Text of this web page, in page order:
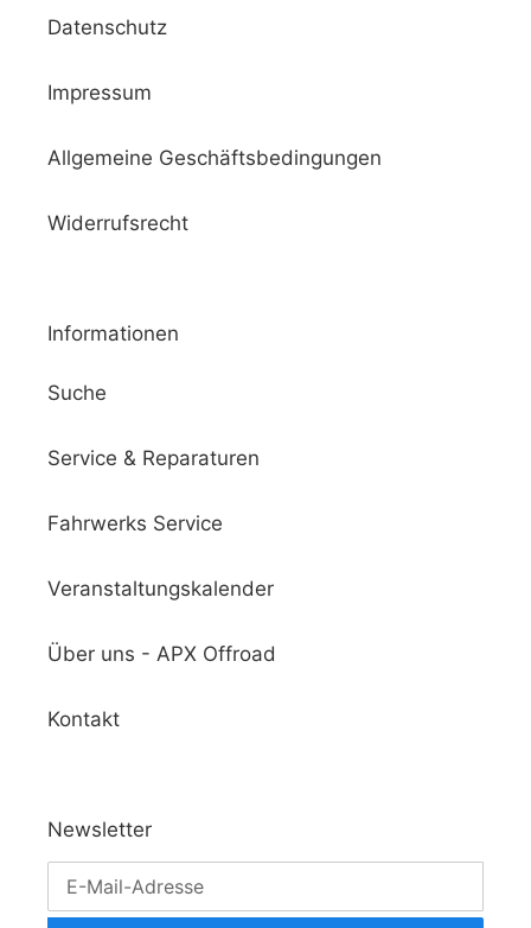
Datenschutz
Impressum
Allgemeine Geschäftsbedingungen
Widerrufsrecht
Informationen
Suche
Service & Reparaturen
Fahrwerks Service
Veranstaltungskalender
Über uns - APX Offroad
Kontakt
Newsletter